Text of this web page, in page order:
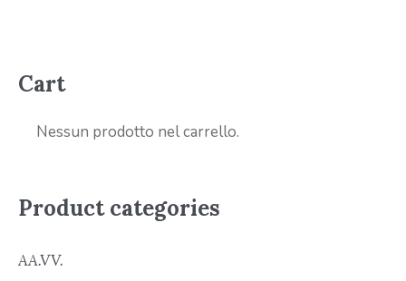
Cart
Nessun prodotto nel carrello.
Product categories
AA.VV.